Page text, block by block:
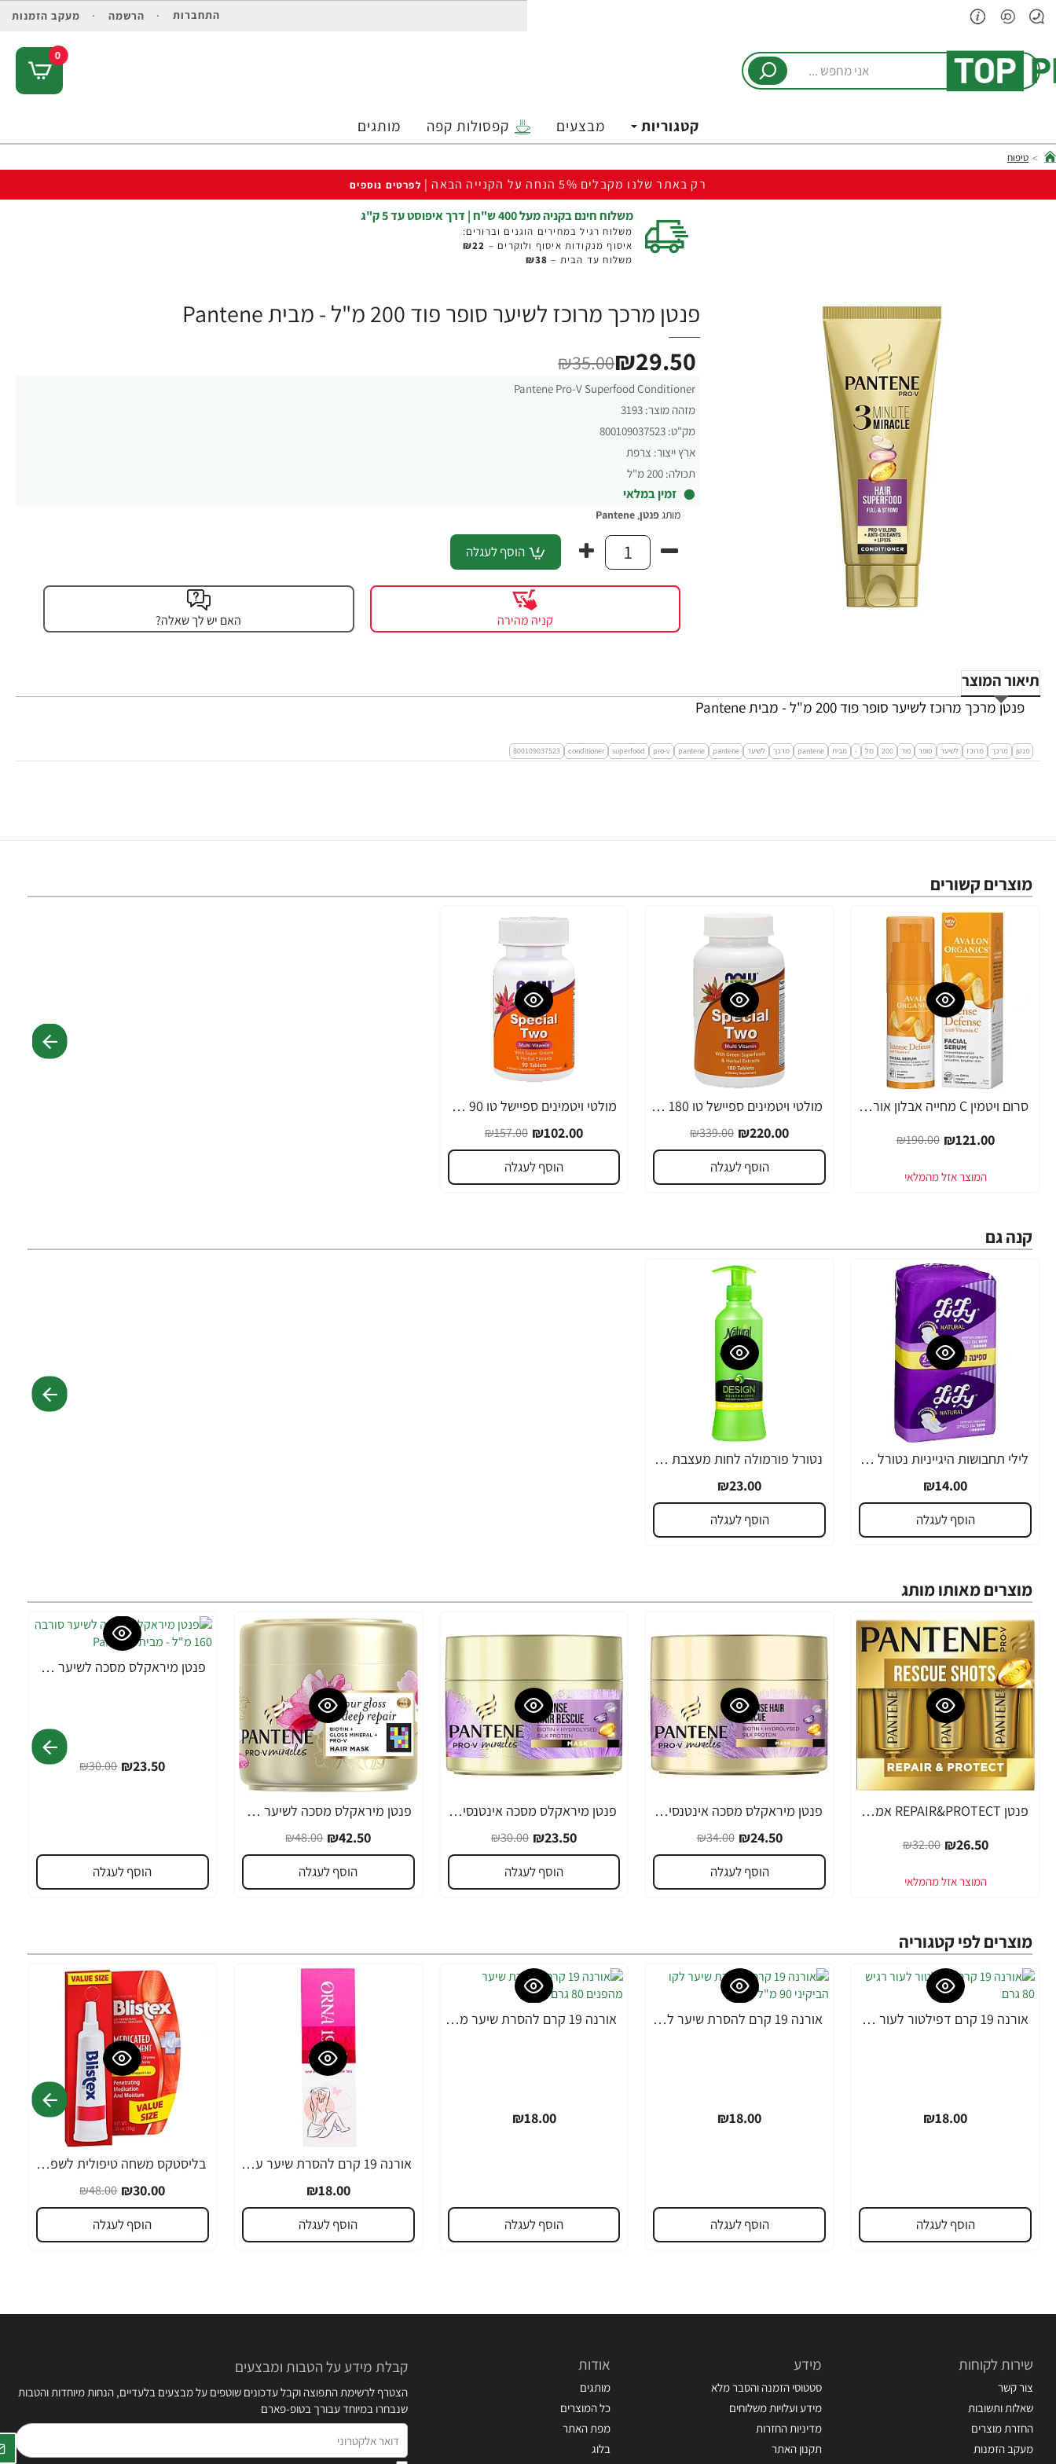
התחברות הרשמה מעקב הזמנות
מחפש
0
קטגוריות מבצעים קפסולות קפה מותגים
home
טיפוח
רק באתר שלנו מקבלים 5% הנחה על הקנייה הבאה | לפרטים נוספים
משלוח חינם בקניה מעל 400 ש"ח | דרך איפוסט עד 5 ק"ג
משלוח רגיל במחירים הוגנים וברורים:
איסוף מנקודות איסוף ולוקרים – ₪22
משלוח עד הבית – ₪38
-16%
פנטן מרכך מרוכז לשיער סופר פוד 200 מ"ל - מבית Pantene
Pantene Pro-V Superfood Conditioner
מזהה מוצר: 3193
מק"ט: 800109037523
ארץ ייצור: צרפת
תכולה: 200 מ"ל
זמין במלאי
₪29.50
₪35.00
מותגפנטן,
Pantene
הוסף לעגלה
קניה מהירה האם יש לך שאלה?
תיאור המוצר
פנטן מרכך מרוכז לשיער סופר פוד 200 מ"ל - מבית Pantene
פנטן מרכך מרוכז לשיער סופר פוד 200 מל - מבית pantene מרכך לשיער pantene
pantene
pro-v
superfood
conditioner
800109037523
מוצרים קשורים
-36%
סרום ויטמין C מחייה אבלון אורגניקס 30 מ"ל - מבית Avalon Organics
₪121.00
₪190.00
-35%
מולטי ויטמינים ספיישל טו 180 טבליות - מבית NOW FOODS
₪220.00
₪339.00
הוסף לעגלה
-35%
מולטי ויטמינים ספיישל טו 90 טבליות - מבית NOW FOODS
₪102.00
₪157.00
הוסף לעגלה
קנה גם
לילי תחבושות היגייניות נטורל סופר עם כנפיים 24 יחידות
₪14.00
הוסף לעגלה
נטורל פורמולה לחות מעצבת במרקם ג'ל לקיבוע תלתלים 400 מ"ל - מבית NATURAL FORMULA
₪23.00
הוסף לעגלה
מוצרים מאותו מותג
-17%
פנטן REPAIR&PROTECT אמפולות להצלת השיער תוך דקה - מבית Pantene
₪26.50
₪32.00
-28%
פנטן מיראקלס מסכה אינטנסיבית לשיקום השיער 160 מ"ל - מבית Pantene
₪24.50
₪34.00
הוסף לעגלה
-22%
פנטן מיראקלס מסכה אינטנסיבית לשיקום השיער 160 מ"ל - מבית Pantene
₪23.50
₪30.00
הוסף לעגלה
-11%
פנטן מיראקלס מסכה לשיער מלא ברק&שיקום עמוק 300 מ"ל - מבית Pantene
₪42.50
₪48.00
הוסף לעגלה
-22% פנטן מיראקלס מסכה לשיער סורבה 160 מ"ל - מבית Pantene
₪23.50
₪30.00
הוסף לעגלה
מוצרים לפי קטגוריה
אורנה 19 קרם דפילטור לעור רגיש 80 גרם
₪18.00
הוסף לעגלה
אורנה 19 קרם להסרת שיער לקו הביקיני 90 מ"ל
₪18.00
הוסף לעגלה
אורנה 19 קרם להסרת שיער מהפנים 80 גרם
₪18.00
הוסף לעגלה
אורנה 19 קרם להסרת שיער עדין במיוחד 90 מ"ל
₪18.00
הוסף לעגלה
-38%
בליסטקס משחה טיפולית לשפתיים 10 גרם אריזה גדולה SPF 10 - מבית Blistex
₪30.00
₪48.00
הוסף לעגלה
שירות לקוחות
צור קשר
שאלות ותשובות
החזרת מוצרים
מעקב הזמנות
מידע
סטטוסי הזמנה והסבר מלא
מידע ועלויות משלוחים
מדיניות החזרות
תקנון האתר
אודות
מותגים
כל המוצרים
מפת האתר
בלוג
קבלת מידע על הטבות ומבצעים
הצטרף לרשימת התפוצה וקבל עדכונים שוטפים על מבצעים בלעדיים, הנחות מיוחדות והטבות
שנבחרו במיוחד עבורך בטופ-פארם
אלקטרוני